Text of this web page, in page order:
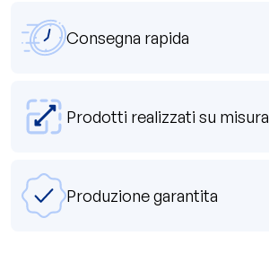
Consegna rapida
Prodotti realizzati su misura
Produzione garantita